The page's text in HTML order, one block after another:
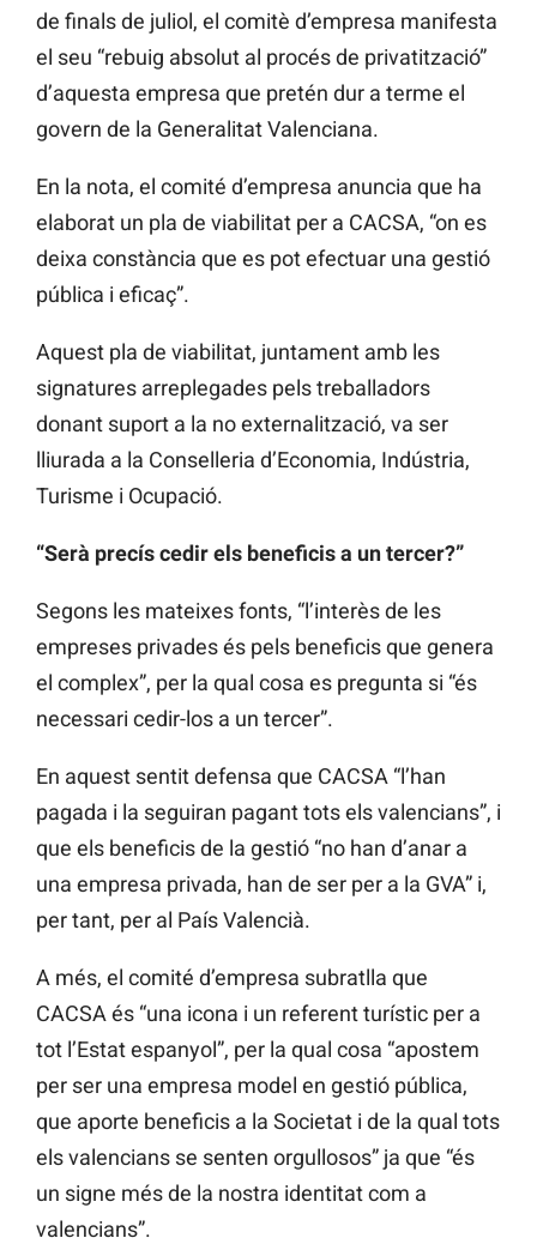
de finals de juliol, el comitè d’empresa manifesta
el seu “rebuig absolut al procés de privatització”
d’aquesta empresa que pretén dur a terme el
govern de la Generalitat Valenciana.
En la nota, el comité d’empresa anuncia que ha
elaborat un pla de viabilitat per a CACSA, “on es
deixa constància que es pot efectuar una gestió
pública i eficaç”.
Aquest pla de viabilitat, juntament amb les
signatures arreplegades pels treballadors
donant suport a la no externalització, va ser
lliurada a la Conselleria d’Economia, Indústria,
Turisme i Ocupació.
“Serà precís cedir els beneficis a un tercer?”
Segons les mateixes fonts, “l’interès de les
empreses privades és pels beneficis que genera
el complex”, per la qual cosa es pregunta si “és
necessari cedir-los a un tercer”.
En aquest sentit defensa que CACSA “l’han
pagada i la seguiran pagant tots els valencians”, i
que els beneficis de la gestió “no han d’anar a
una empresa privada, han de ser per a la GVA” i,
per tant, per al País Valencià.
A més, el comité d’empresa subratlla que
CACSA és “una icona i un referent turístic per a
tot l’Estat espanyol”, per la qual cosa “apostem
per ser una empresa model en gestió pública,
que aporte beneficis a la Societat i de la qual tots
els valencians se senten orgullosos” ja que “és
un signe més de la nostra identitat com a
valencians”.